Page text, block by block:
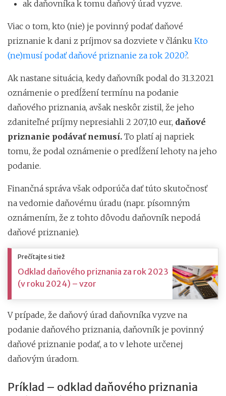
ak daňovníka k tomu daňový úrad vyzve.
Viac o tom, kto (nie) je povinný podať daňové
priznanie k dani z príjmov sa dozviete v článku Kto
(ne)musí podať daňové priznanie za rok 2020?.
Ak nastane situácia, kedy daňovník podal do 31.3.2021
oznámenie o predĺžení termínu na podanie
daňového priznania, avšak neskôr zistil, že jeho
zdaniteľné príjmy nepresiahli 2 207,10 eur, daňové
priznanie podávať nemusí. To platí aj napriek
tomu, že podal oznámenie o predĺžení lehoty na jeho
podanie.
Finančná správa však odporúča dať túto skutočnosť
na vedomie daňovému úradu (napr. písomným
oznámením, že z tohto dôvodu daňovník nepodá
daňové priznanie).
Prečítajte si tiež
Odklad daňového priznania za rok 2023
(v roku 2024) – vzor
V prípade, že daňový úrad daňovníka vyzve na
podanie daňového priznania, daňovník je povinný
daňové priznanie podať, a to v lehote určenej
daňovým úradom.
Príklad – odklad daňového priznania